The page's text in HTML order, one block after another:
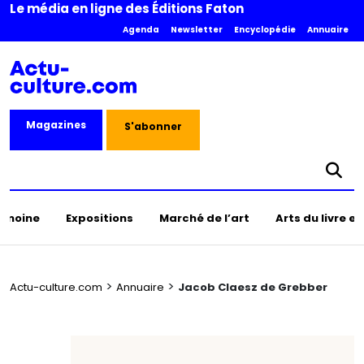
Le média en ligne des Éditions Faton
Agenda Newsletter Encyclopédie Annuaire
Magazines S'abonner
Expositions Marché de l’art Arts du livre
Actu-culture.com > Annuaire > Jacob Claesz de Grebber